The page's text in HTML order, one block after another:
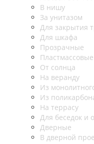
В нишу
За унитазом
Для закрытия
Для шкафа
Прозрачные
Пластмассовые
От солнца
На веранду
Из
Из
На террасу
Для беседок и
Дверные
В дверной